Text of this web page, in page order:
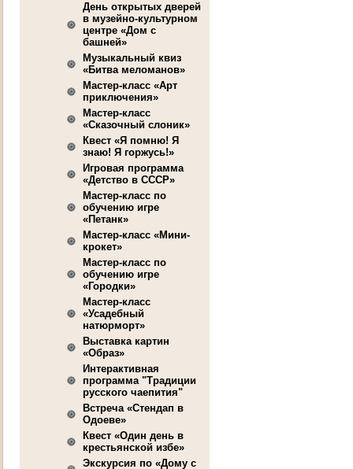
День открытых дверей
в музейно-культурном
центре «Дом с
башней»
Музыкальный квиз
«Битва меломанов»
Мастер-класс «Арт
приключения»
Мастер-класс
«Сказочный слоник»
Квест «Я помню! Я
знаю! Я горжусь!»
Игровая программа
«Детство в СССР»
Мастер-класс по
обучению игре
«Петанк»
Мастер-класс «Мини-
крокет»
Мастер-класс по
обучению игре
«Городки»
Мастер-класс
«Усадебный
натюрморт»
Выставка картин
«Образ»
Интерактивная
программа "Традиции
русского чаепития"
Встреча «Стендап в
Одоеве»
Квест «Один день в
крестьянской избе»
Экскурсия по «Дому с